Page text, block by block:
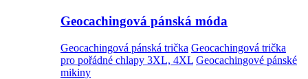
Geocachingová pánská móda
Geocachingová pánská trička Geocachingová trička
pro pořádné chlapy 3XL, 4XL Geocachingové pánské
mikiny